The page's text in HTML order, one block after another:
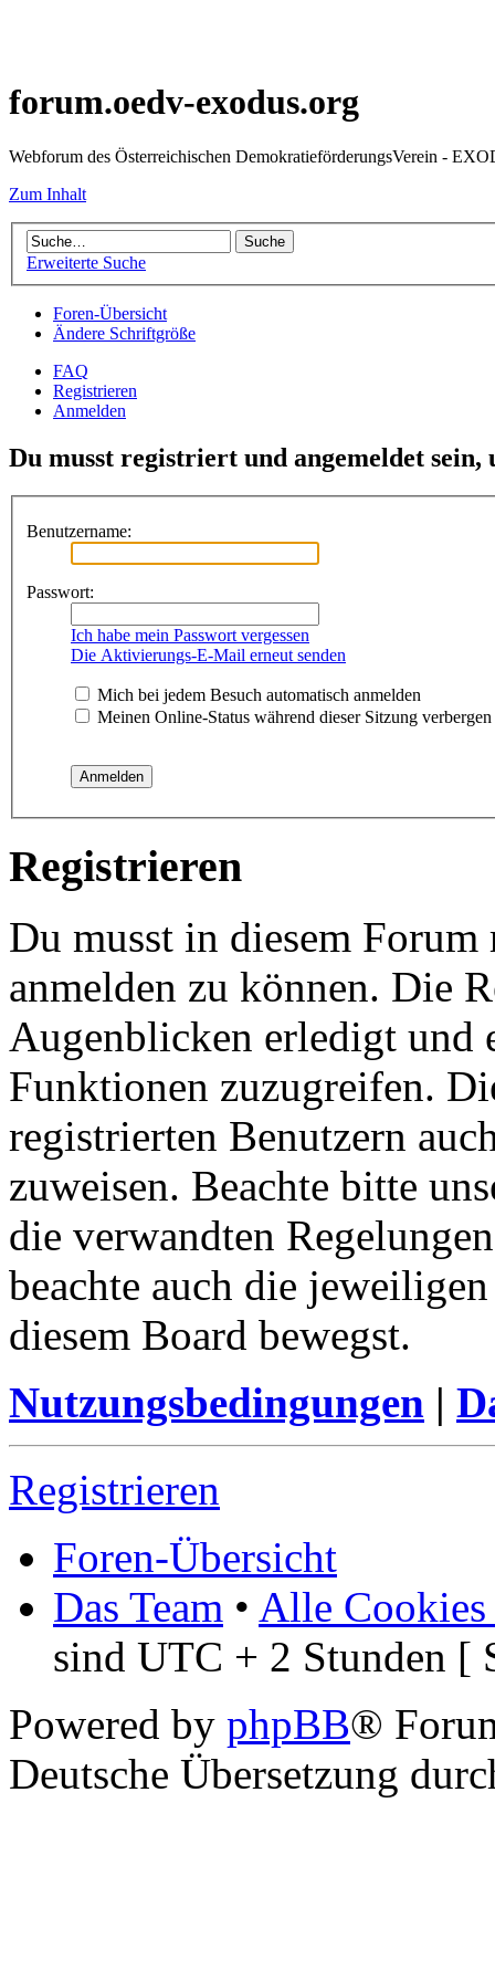
forum.oedv-exodus.org
Webforum des Österreichischen DemokratieförderungsVerein -
Zum Inhalt
Erweiterte Suche
Foren-Übersicht
Ändere Schriftgröße
FAQ
Registrieren
Anmelden
Du musst registriert und angemeldet
Benutzername:
Passwort:
Ich habe mein Passwort vergessen
Die Aktivierungs-E-Mail erneut senden
Mich bei jedem Besuch automatisch anmelden
Meinen Online-Status während dieser Sitzung verbergen
Registrieren
Du musst in diesem
anmelden zu können. Die
Augenblicken erledigt und
Funktionen zuzugreifen.
registrierten Benutzern
zuweisen. Beachte bitte
die verwandten
beachte auch die
diesem Board bewegst.
Nutzungsbedingungen |
Registrieren
Foren-Übersicht
Das Team • Alle Cookies
sind UTC + 2 Stunden [
Powered by phpBB®
Deutsche Übersetzung